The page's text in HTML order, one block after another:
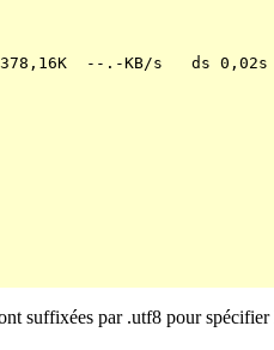
378,16K  --.-KB/s   ds
suffixées par .utf8 pour